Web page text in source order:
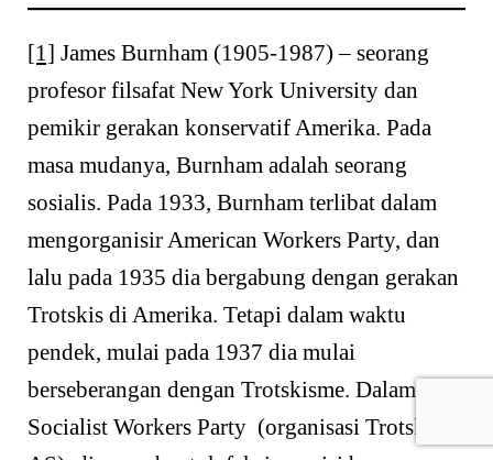
[1] James Burnham (1905-1987) – seorang
profesor filsafat New York University dan
pemikir gerakan konservatif Amerika. Pada
masa mudanya, Burnham adalah seorang
sosialis. Pada 1933, Burnham terlibat dalam
mengorganisir American Workers Party, dan
lalu pada 1935 dia bergabung dengan gerakan
Trotskis di Amerika. Tetapi dalam waktu
pendek, mulai pada 1937 dia mulai
berseberangan dengan Trotskisme. Dalam
Socialist Workers Party (organisasi Trotskis di